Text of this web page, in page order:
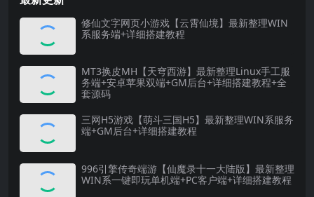
修仙文字网页小游戏【云霄仙境】最新整理WIN
系服务端+详细搭建教程
MT3换皮MH【天穹西游】最新整理Linux手工服
务端+安卓苹果双端+GM后台+详细搭建教程+全
套源码
三网H5游戏【萌斗三国H5】最新整理WIN系服务
端+GM后台+详细搭建教程
996引擎传奇端游【仙魔录十一大陆版】最新整理
WIN系一键即玩单机端+PC客户端+详细搭建教程